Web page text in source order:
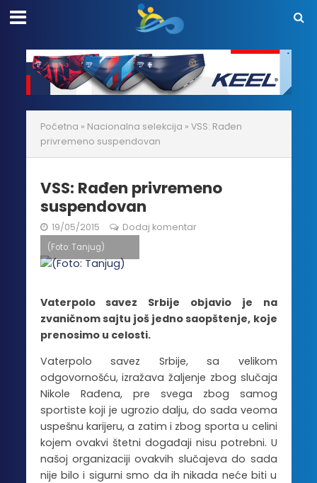
Početna » Nacionalna selekcija » VSS: Rađen
privremeno suspendovan
VSS: Rađen privremeno
suspendovan
19/05/2015 Dodaj komentar
(Foto: Tanjug)
Vaterpolo savez Srbije objavio je na
zvaničnom sajtu još jedno saopštenje, koje
prenosimo u celosti.
Vaterpolo savez Srbije, sa velikom
odgovornošću, izražava žaljenje zbog slučaja
Nikole Rađena, pre svega zbog samog
sportiste koji je ugrozio dalju, do sada veoma
uspešnu karijeru, a zatim i zbog sporta u celini
kojem ovakvi štetni događaji nisu potrebni. U
našoj organizaciji ovakvih slučajeva do sada
nije bilo i sigurni smo da ih nikada neće biti u